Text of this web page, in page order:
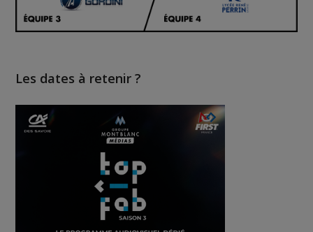
Les dates à retenir ?